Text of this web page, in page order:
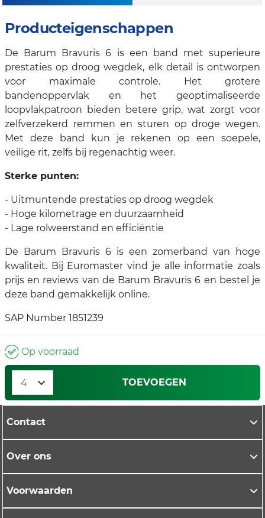
Producteigenschappen
De Barum Bravuris 6 is een band met superieure
prestaties op droog wegdek, elk detail is ontworpen
voor maximale controle. Het grotere
bandenoppervlak en het geoptimaliseerde
loopvlakpatroon bieden betere grip, wat zorgt voor
zelfverzekerd remmen en sturen op droge wegen.
Met deze band kun je rekenen op een soepele,
veilige rit, zelfs bij regenachtig weer.
Sterke punten:
- Uitmuntende prestaties op droog wegdek
- Hoge kilometrage en duurzaamheid
- Lage rolweerstand en efficiëntie
De Barum Bravuris 6 is een zomerband van hoge
kwaliteit. Bij Euromaster vind je alle informatie zoals
prijs en reviews van de Barum Bravuris 6 en bestel je
deze band gemakkelijk online.
SAP Number 1851239
Op voorraad
TOEVOEGEN
Contact
Over ons
Voorwaarden